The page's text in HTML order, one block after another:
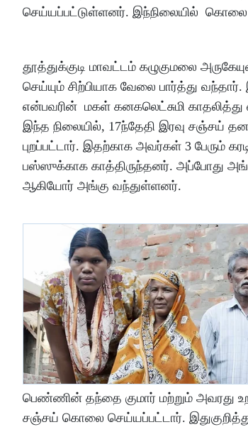
செய்யப்பட்டுள்ளனர். இந்நிலையில் கொலை
தூத்துக்குடி மாவட்டம் கழுகுமலை
செய்யும் சிற்பியாக வேலை பார்த்து
என்பவரின் மகள் கனகலெட்சுமி காதலித்து
இந்த நிலையில், 17ந்தேதி இரவு
புறப்பட்டார். இதற்காக அவர்கள் 3 பேரும்
பஸ்ஸுக்காக காத்திருந்தனர். அப்போது
ஆகியோர் அங்கு வந்துள்ளனர்.
பெண்ணின் தந்தை குமார் மற்றும் அவரது
சஞ்சய் கொலை செய்யப்பட்டார். இதுகுறித்து